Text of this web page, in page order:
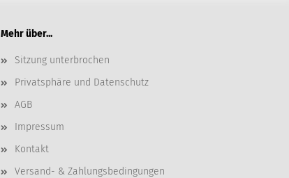
Mehr über...
Sitzung unterbrochen
Privatsphäre und Datenschutz
AGB
Impressum
Kontakt
Versand- & Zahlungsbedingungen